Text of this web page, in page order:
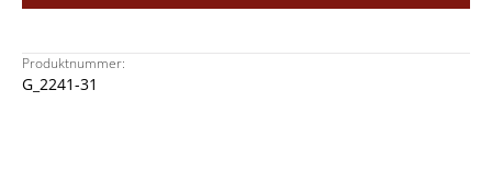
Produktnummer:
G_2241-31